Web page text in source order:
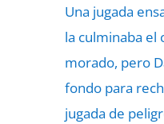
Una jugada
la culminaba el
morado, pero
fondo para
jugada de